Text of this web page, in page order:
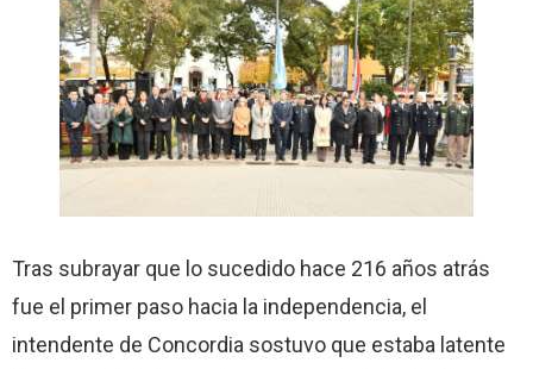
Tras subrayar que lo sucedido hace 216 años atrás
fue el primer paso hacia la independencia, el
intendente de Concordia sostuvo que estaba latente